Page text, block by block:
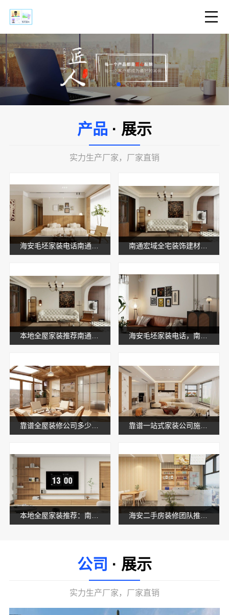
产品 · 展示
实力生产厂家，厂家直销
海安毛坯家装电话南通宏域全宅装饰建材有限公司
海安毛坯家装电话，南通宏域全宅装饰建材有限公司专业解答
靠谱全屋装修公司多少钱，南通宏域全宅装饰建材有限公司透明报价
本地全屋家装推荐：南通宏域全宅装饰建材有限公司服务指南 海安二手房装修团队推荐南通宏域全宅装饰建材有限公司
公司 · 展示
实力生产厂家，厂家直销